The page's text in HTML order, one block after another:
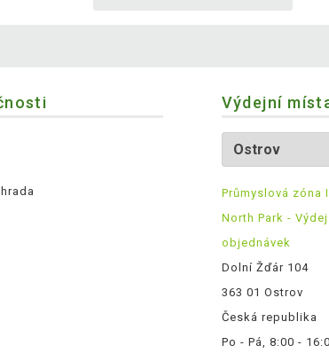
Výdejní
Průmyslová zóna
North Park -
objednávek
Dolní Žďár 104
363 01 Ostrov
Česká republika
Po - Pá, 8:00 -